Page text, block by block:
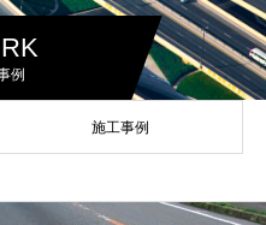
例
施工事例